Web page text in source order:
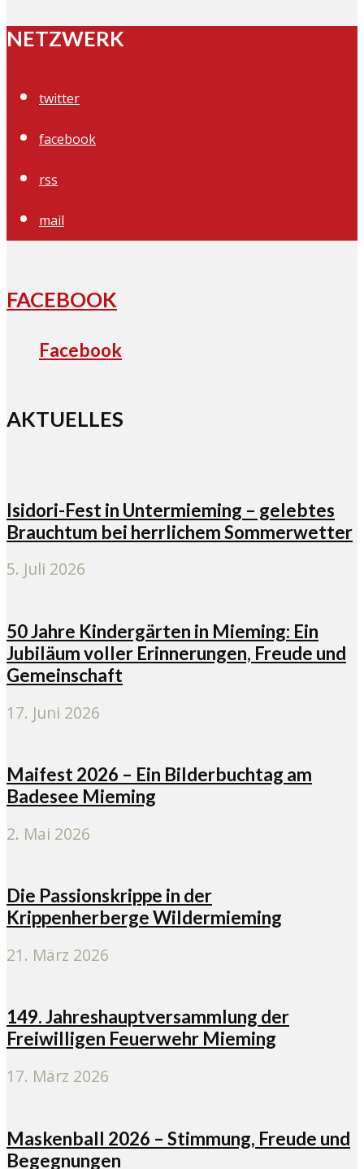
NETZWERK
twitter
facebook
rss
mail
FACEBOOK
Facebook
AKTUELLES
Isidori-Fest in Untermieming – gelebtes
Brauchtum bei herrlichem Sommerwetter
5. Juli 2026
50 Jahre Kindergärten in Mieming: Ein
Jubiläum voller Erinnerungen, Freude und
Gemeinschaft
17. Juni 2026
Maifest 2026 – Ein Bilderbuchtag am
Badesee Mieming
2. Mai 2026
Die Passionskrippe in der
Krippenherberge Wildermieming
21. März 2026
149. Jahreshauptversammlung der
Freiwilligen Feuerwehr Mieming
17. März 2026
Maskenball 2026 – Stimmung, Freude und
Begegnungen